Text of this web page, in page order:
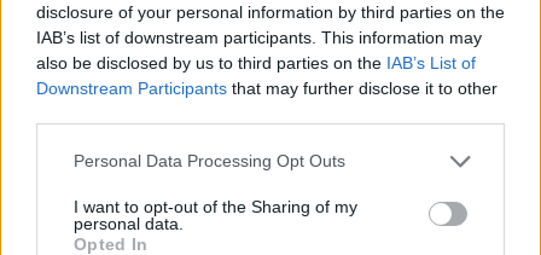
disclosure of your personal information by third parties on the
IAB’s list of downstream participants. This information may
also be disclosed by us to third parties on the IAB’s List of
Downstream Participants that may further disclose it to other
Personal Data Processing Opt Outs
I want to opt-out of the Sharing of my
personal data.
Opted In